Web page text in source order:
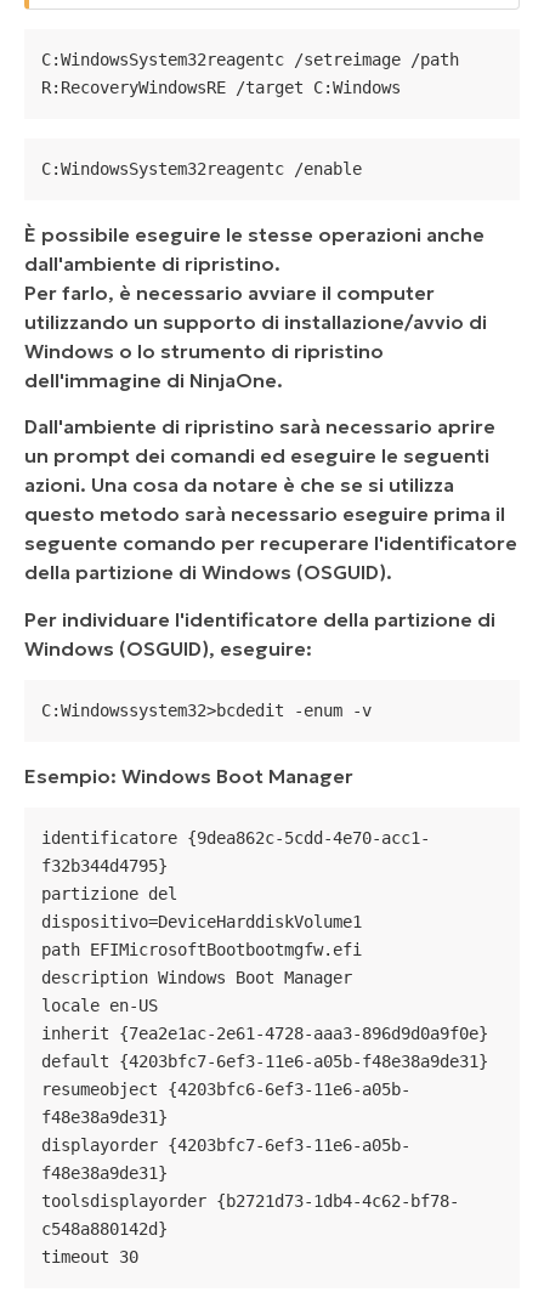
C:WindowsSystem32reagentc /setreimage /path
R:RecoveryWindowsRE /target C:Windows
C:WindowsSystem32reagentc /enable
È possibile eseguire le stesse operazioni anche
dall'ambiente di ripristino.
Per farlo, è necessario avviare il computer
utilizzando un supporto di installazione/avvio di
Windows o lo strumento di ripristino
dell'immagine di NinjaOne.
Dall'ambiente di ripristino sarà necessario aprire
un prompt dei comandi ed eseguire le seguenti
azioni. Una cosa da notare è che se si utilizza
questo metodo sarà necessario eseguire prima il
seguente comando per recuperare l'identificatore
della partizione di Windows (OSGUID).
Per individuare l'identificatore della partizione di
Windows (OSGUID), eseguire:
C:Windowssystem32>bcdedit -enum -v
Esempio: Windows Boot Manager
identificatore {9dea862c-5cdd-4e70-acc1-
f32b344d4795}
partizione del
dispositivo=DeviceHarddiskVolume1
path EFIMicrosoftBootbootmgfw.efi
description Windows Boot Manager
locale en-US
inherit {7ea2e1ac-2e61-4728-aaa3-896d9d0a9f0e}
default {4203bfc7-6ef3-11e6-a05b-f48e38a9de31}
resumeobject {4203bfc6-6ef3-11e6-a05b-
f48e38a9de31}
displayorder {4203bfc7-6ef3-11e6-a05b-
f48e38a9de31}
toolsdisplayorder {b2721d73-1db4-4c62-bf78-
c548a880142d}
timeout 30